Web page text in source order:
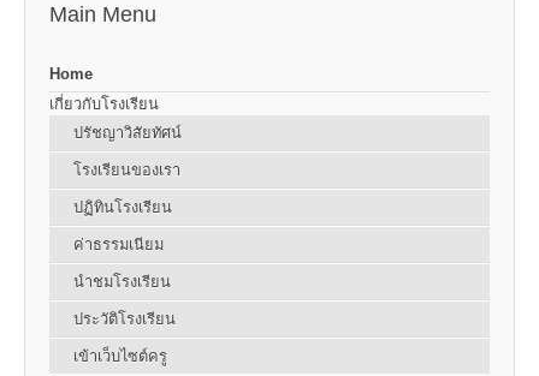
Main Menu
Home
เกี่ยวกับโรงเรียน
ปรัชญาวิสัยทัศน์
โรงเรียนของเรา
ปฏิทินโรงเรียน
ค่าธรรมเนียม
นำชมโรงเรียน
ประวัติโรงเรียน
เข้าเว็บไซต์ครู